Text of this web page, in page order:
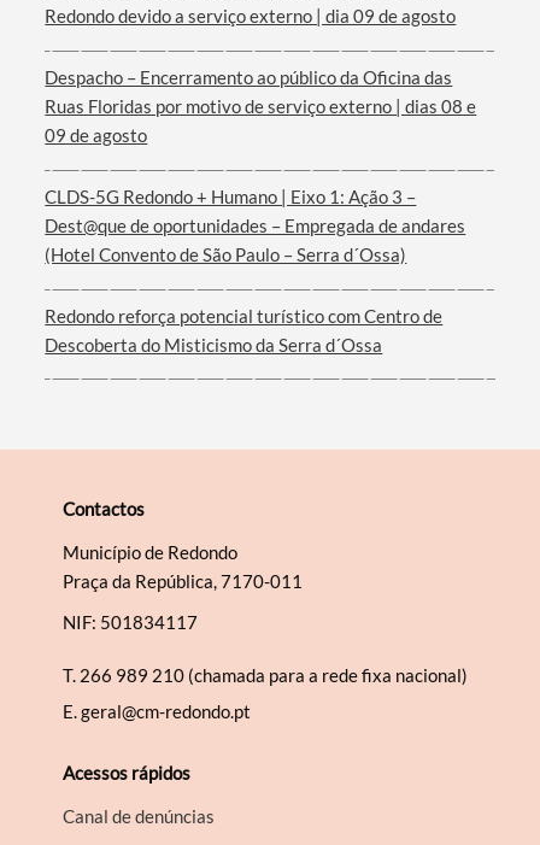
Categorias gerais
Filtros
Redondo devido a serviço externo | dia 09 de agosto
Despacho – Encerramento ao público da Oficina das
Ruas Floridas por motivo de serviço externo | dias 08 e
09 de agosto
CLDS-5G Redondo + Humano | Eixo 1: Ação 3 –
Dest@que de oportunidades – Empregada de andares
(Hotel Convento de São Paulo – Serra d´Ossa)
Redondo reforça potencial turístico com Centro de
Descoberta do Misticismo da Serra d´Ossa
Contactos
Município de Redondo
Praça da República, 7170-011
NIF: 501834117
T. 266 989 210 (chamada para a rede fixa nacional)
E.geral@cm-redondo.pt
Acessos rápidos
Canal de denúncias